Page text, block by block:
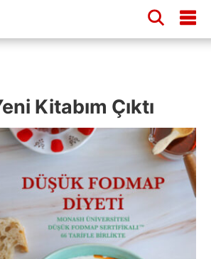
Kitabım Çıktı